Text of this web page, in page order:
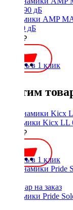
Динамики AMP
Ом 90 дБ
3100 ₽
Купить в 1 клик
С этим
Динамики Kicx LL
3000 ₽
Купить в 1 клик
Динамики Pride